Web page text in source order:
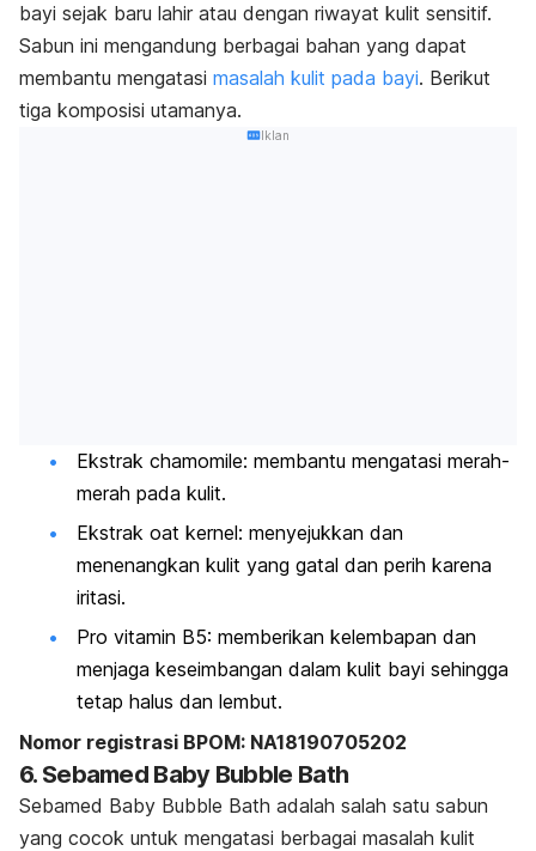
bayi sejak baru lahir atau dengan riwayat kulit sensitif.
Sabun ini mengandung berbagai bahan yang dapat
membantu mengatasi masalah kulit pada bayi. Berikut
tiga komposisi utamanya.
Iklan
Ekstrak chamomile: membantu mengatasi merah-
merah pada kulit.
Ekstrak oat kernel: menyejukkan dan
menenangkan kulit yang gatal dan perih karena
iritasi.
Pro vitamin B5: memberikan kelembapan dan
menjaga keseimbangan dalam kulit bayi sehingga
tetap halus dan lembut.
Nomor registrasi BPOM: NA18190705202
6. Sebamed Baby Bubble Bath
Sebamed Baby Bubble Bath adalah salah satu sabun
yang cocok untuk mengatasi berbagai masalah kulit